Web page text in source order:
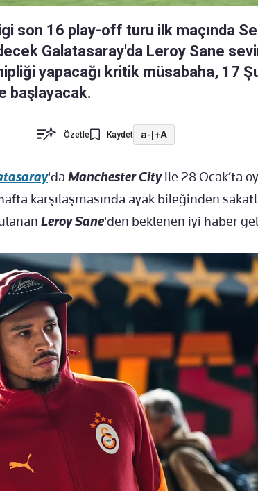
son 16 play-off turu ilk maçında
Galatasaray'da Leroy Sane
yapacağı kritik müsabaha, 17
başlayacak.
Özetle Kaydet a-|+A
'da Manchester Cityile 28 Ocak’ta
karşılaşmasında ayak bileğinden
Leroy Sane'den beklenen iyi haber